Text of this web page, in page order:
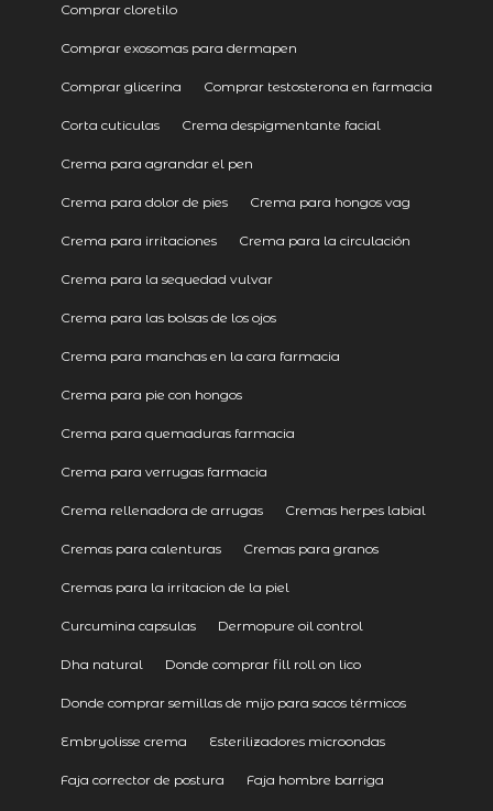
Comprar cloretilo
Comprar exosomas para dermapen
Comprar glicerina Comprar testosterona en farmacia
Corta cuticulas Crema despigmentante facial
Crema para agrandar el pen
Crema para dolor de pies Crema para hongos vag
Crema para irritaciones Crema para la circulación
Crema para la sequedad vulvar
Crema para las bolsas de los ojos
Crema para manchas en la cara farmacia
Crema para pie con hongos
Crema para quemaduras farmacia
Crema para verrugas farmacia
Crema rellenadora de arrugas Cremas herpes labial
Cremas para calenturas Cremas para granos
Cremas para la irritacion de la piel
Curcumina capsulas Dermopure oil control
Dha natural Donde comprar fill roll on lico
Donde comprar semillas de mijo para sacos térmicos
Embryolisse crema Esterilizadores microondas
Faja corrector de postura Faja hombre barriga